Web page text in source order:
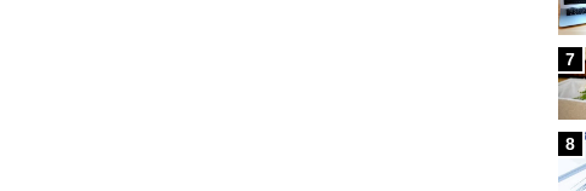
7
8